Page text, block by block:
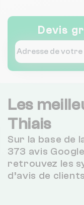
Devis
Les
Thiais
Sur la base de
373 avis
retrouvez les
d’avis de